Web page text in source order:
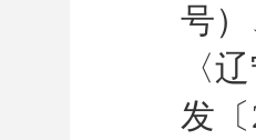
号
〈
发